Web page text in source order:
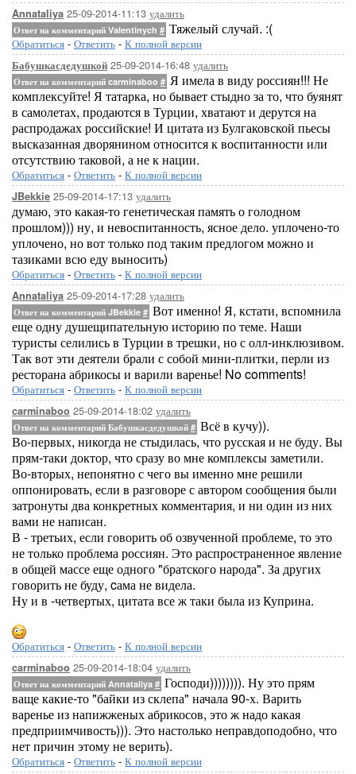
Annataliya 25-09-2014-11:13 удалить
Ответ на комментарий Valentinych # Тяжелый случай. :(
Обратиться - Ответить - К полной версии
Бабушкасдедушкой 25-09-2014-16:48 удалить
Ответ на комментарий carminaboo # Я имела в виду россиян!!! Не
комплексуйте! Я татарка, но бывает стыдно за то, что буянят
в самолетах, продаются в Турции, хватают и дерутся на
распродажах российские! И цитата из Булгаковской пьесы
высказанная дворянином относится к воспитанности или
отсутствию таковой, а не к нации.
Обратиться - Ответить - К полной версии
JBekkie 25-09-2014-17:13 удалить
думаю, это какая-то генетическая память о голодном
прошлом))) ну, и невоспитанность, ясное дело. уплочено-то
уплочено, но вот только под таким предлогом можно и
тазиками всю еду выносить)
Обратиться - Ответить - К полной версии
Annataliya 25-09-2014-17:28 удалить
Ответ на комментарий JBekkie # Вот именно! Я, кстати, вспомнила
еще одну душещипательную историю по теме. Наши
туристы селились в Турции в трешки, но с олл-инклюзивом.
Так вот эти деятели брали с собой мини-плитки, перли из
ресторана абрикосы и варили варенье! No comments!
Обратиться - Ответить - К полной версии
carminaboo 25-09-2014-18:02 удалить
Ответ на комментарий Бабушкасдедушкой # Всё в кучу)).
Во-первых, никогда не стыдилась, что русская и не буду. Вы
прям-таки доктор, что сразу во мне комплексы заметили.
Во-вторых, непонятно с чего вы именно мне решили
оппонировать, если в разговоре с автором сообщения были
затронуты два конкретных комментария, и ни один из них
вами не написан.
В - третьих, если говорить об озвученной проблеме, то это
не только проблема россиян. Это распространенное явление
в общей массе еще одного "братского народа". За других
говорить не буду, cама не видела.
Ну и в -четвертых, цитата все ж таки была из Куприна.
Обратиться - Ответить - К полной версии
carminaboo 25-09-2014-18:04 удалить
Ответ на комментарий Annataliya # Господи)))))))). Ну это прям
ваще какие-то "байки из склепа" начала 90-х. Варить
варенье из напижженых абрикосов, это ж надо какая
предприимчивость))). Это настолько неправдоподобно, что
нет причин этому не верить).
Обратиться - Ответить - К полной версии